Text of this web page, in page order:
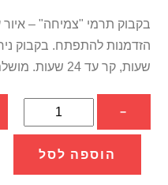
היה:
99.00 ₪.
הוא:
85.00 ₪.
בקבוק תרמי "צמיחה" – איור
שעות, קר עד 24 שעות. מושלם למשרד ולחדר הכושר.
−
של
הוספה לסל